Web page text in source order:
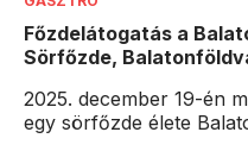
Főzdelátogatás a
Sörfőzde,
2025. december 19-én
egy sörfőzde élete